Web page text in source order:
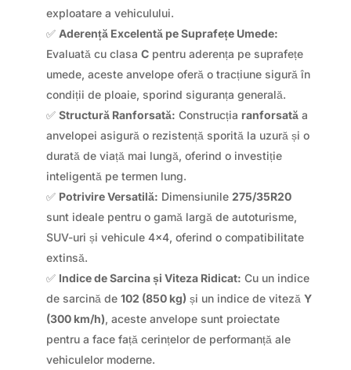
exploatare a vehiculului.
✅ Aderență Excelentă pe Suprafețe Umede:
Evaluată cu clasa Cpentru aderența pe suprafețe
umede, aceste anvelope oferă o tracțiune sigură în
condiții de ploaie, sporind siguranța generală.
✅ Structură Ranforsată: Construcția ranforsatăa
anvelopei asigură o rezistență sporită la uzură și o
durată de viață mai lungă, oferind o investiție
inteligentă pe termen lung.
✅ Potrivire Versatilă: Dimensiunile 275/35R20
sunt ideale pentru o gamă largă de autoturisme,
SUV-uri și vehicule 4×4, oferind o compatibilitate
extinsă.
✅ Indice de Sarcina și Viteza Ridicat: Cu un indice
de sarcină de 102 (850 kg) și un indice de viteză Y
(300 km/h), aceste anvelope sunt proiectate
pentru a face față cerințelor de performanță ale
vehiculelor moderne.